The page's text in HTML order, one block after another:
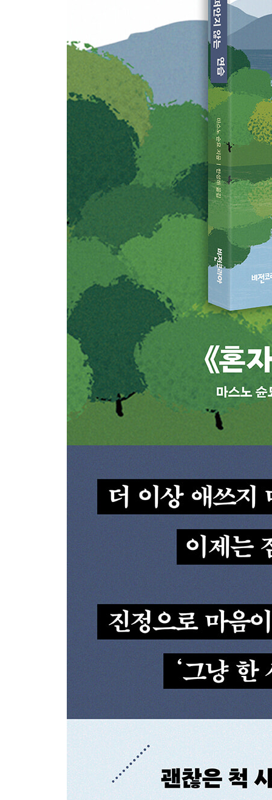
‘보이지 않는 버팀목’에 감사하는 마음
스스로에게 ‘테’를 씌우자
때로는 일부러 혼자가 된다
4장 혼자 짊어지지 말고 마음의 빗장 채우지 않기
사람은 도움받기를 기다리고 있다
당신을 필요로 하는 곳은 반드시 있다
물어볼 때 열리는 세상
‘미안해’보다 ‘고마워’가 좋은 이유
인생의 커리어를 바꾸는 ‘인연’의 힘
기회는 망설이지 않는 사람에게 온다
실패를 두려워하지 않을 때 길이 열린다
‘좋아하는 것’을 갈고닦으면 인연이 찾아온다
‘마가 끼는 순간’을 피하는 법
악연을 끊어내는 선불교의 가르침
‘살아 있는’ 것만으로도 가치가 있다